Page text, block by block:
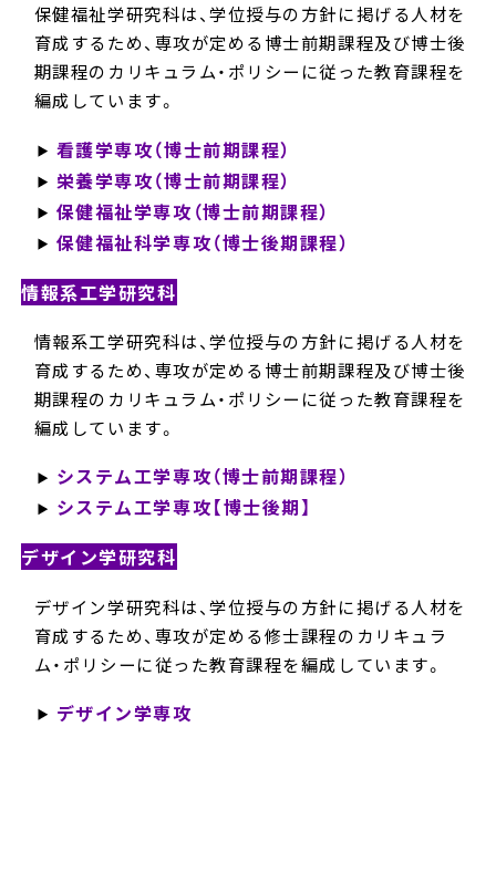
保健福祉学研究科は、学位授与の方針に掲げる人材を
育成するため、専攻が定める博士前期課程及び博士後
期課程のカリキュラム・ポリシーに従った教育課程を
編成しています。
看護学専攻（博士前期課程）
栄養学専攻（博士前期課程）
保健福祉学専攻（博士前期課程）
保健福祉科学専攻（博士後期課程）
情報系工学研究科
情報系工学研究科は、学位授与の方針に掲げる人材を
育成するため、専攻が定める博士前期課程及び博士後
期課程のカリキュラム・ポリシーに従った教育課程を
編成しています。
システム工学専攻（博士前期課程）
システム工学専攻【博士後期】
デザイン学研究科
デザイン学研究科は、学位授与の方針に掲げる人材を
育成するため、専攻が定める修士課程のカリキュラ
ム・ポリシーに従った教育課程を編成しています。
デザイン学専攻